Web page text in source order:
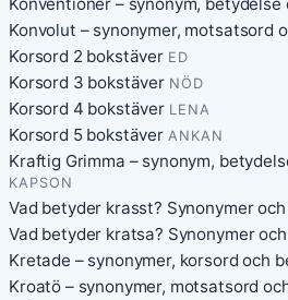
Konvolut – synonymer, motsatsord
Korsord 2 bokstäver ED
Korsord 3 bokstäver NÖD
Korsord 4 bokstäver LENA
Korsord 5 bokstäver ANKAN
Kraftig Grimma – synonym,
KAPSON
Vad betyder krasst? Synonymer
Vad betyder kratsa? Synonymer
Kretade – synonymer, korsord och
Kroatö – synonymer, motsatsord